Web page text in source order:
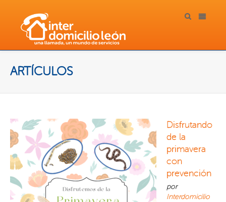
ARTÍCULOS
Disfrutando
de la
primavera
con
prevención
por
Interdomicilio